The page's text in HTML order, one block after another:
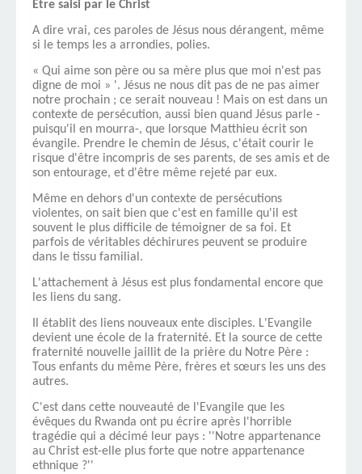
Être saisi par le Christ
A dire vrai, ces paroles de Jésus nous dérangent, même
si le temps les a arrondies, polies.
« Qui aime son père ou sa mère plus que moi n'est pas
digne de moi » '. Jésus ne nous dit pas de ne pas aimer
notre prochain ; ce serait nouveau ! Mais on est dans un
contexte de persécution, aussi bien quand Jésus parle -
puisqu'il en mourra-, que lorsque Matthieu écrit son
évangile. Prendre le chemin de Jésus, c'était courir le
risque d'être incompris de ses parents, de ses amis et de
son entourage, et d'être même rejeté par eux.
Même en dehors d'un contexte de persécutions
violentes, on sait bien que c'est en famille qu'il est
souvent le plus difficile de témoigner de sa foi. Et
parfois de véritables déchirures peuvent se produire
dans le tissu familial.
L'attachement à Jésus est plus fondamental encore que
les liens du sang.
Il établit des liens nouveaux ente disciples. L'Evangile
devient une école de la fraternité. Et la source de cette
fraternité nouvelle jaillit de la prière du Notre Père :
Tous enfants du même Père, frères et sœurs les uns des
autres.
C'est dans cette nouveauté de l'Evangile que les
évêques du Rwanda ont pu écrire après l'horrible
tragédie qui a décimé leur pays : ''Notre appartenance
au Christ est-elle plus forte que notre appartenance
ethnique ?''